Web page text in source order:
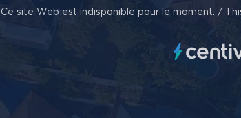
Ce site Web est indisponible pour le moment. /